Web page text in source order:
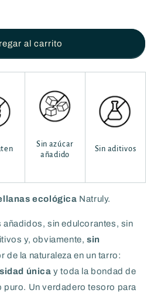
al carrito
Sin azúcar
añadido
Sin aditivos
ecológica Natruly.
añadidos, sin edulcorantes, sin
y, obviamente,sin
de la naturaleza en un tarro:
única y toda la bondad de
puro. Un verdadero tesoro para